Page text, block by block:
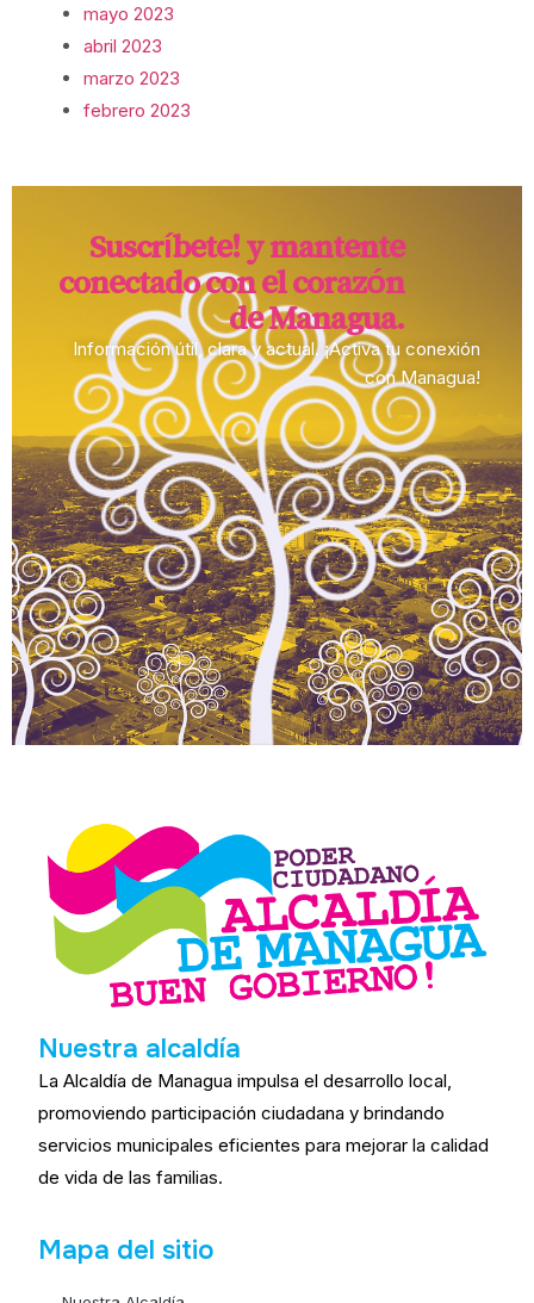
mayo 2023
abril 2023
marzo 2023
febrero 2023
Suscríbete! y mantente
conectado con el corazón
de Managua.​
Información útil, clara y actual. ¡Activa tu conexión
con Managua!
Nuestra alcaldía
La Alcaldía de Managua impulsa el desarrollo local,
promoviendo participación ciudadana y brindando
servicios municipales eficientes para mejorar la calidad
de vida de las familias.
Mapa del sitio